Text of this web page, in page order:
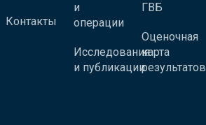
Контакты
и
операции
Исследования
и публикации
ГВБ
Оценочная
карта
результатов